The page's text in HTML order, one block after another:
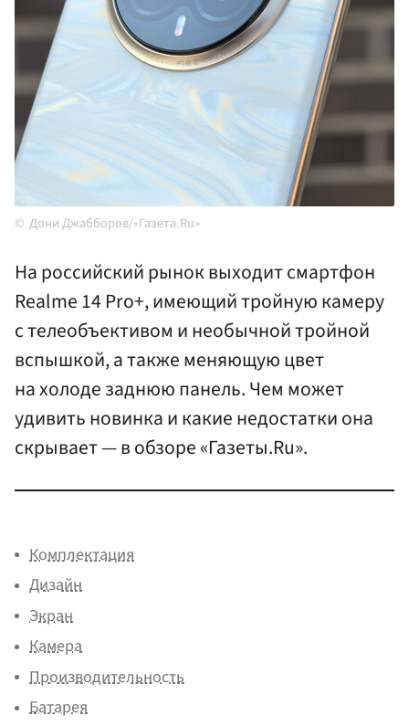
Дони Джабборов/«Газета.Ru»
На российский рынок выходит смартфон
Realme 14 Pro+, имеющий тройную камеру
с телеобъективом и необычной тройной
вспышкой, а также меняющую цвет
на холоде заднюю панель. Чем может
удивить новинка и какие недостатки она
скрывает — в обзоре «Газеты.Ru».
Комплектация
Дизайн
Экран
Камера
Производительность
Батарея